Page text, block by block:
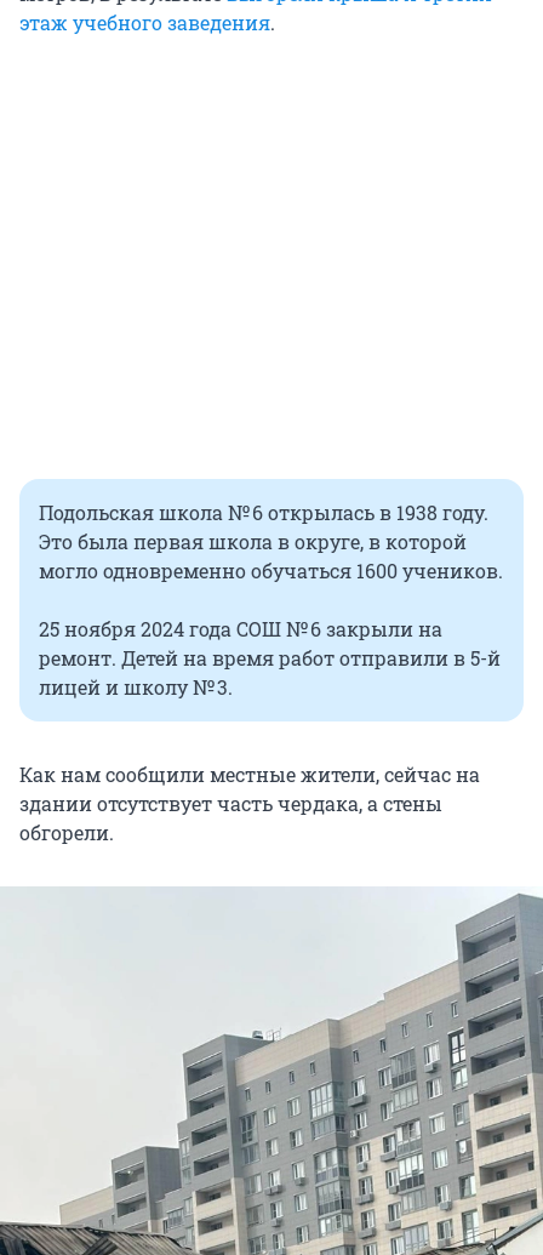
этаж учебного заведения.
Подольская школа № 6 открылась в 1938 году.
Это была первая школа в округе, в которой
могло одновременно обучаться 1600 учеников.
25 ноября 2024 года СОШ № 6 закрыли на
ремонт. Детей на время работ отправили в 5-й
лицей и школу № 3.
Как нам сообщили местные жители, сейчас на
здании отсутствует часть чердака, а стены
обгорели.